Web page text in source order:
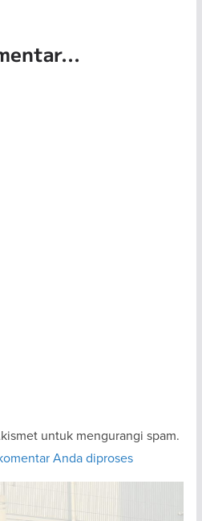
untuk mengurangi spam.
Anda diproses